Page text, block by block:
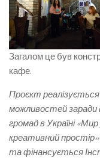
Загалом це був
кафе.
Проєкт
можливостей заради
громад в Україні
креативний
та фінансується